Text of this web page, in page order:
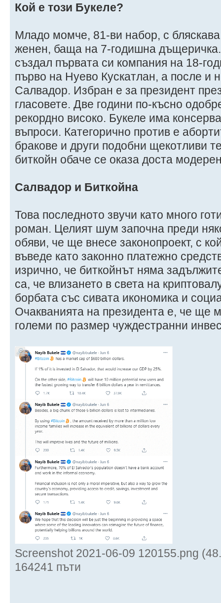
Кой е този Букеле?
Младо момче, 81-ви набор, с
женен, баща на 7-годишна
създал първата си компания на 18-
първо на Нуево Кускатлан, а после и
Салвадор. Избран е за президент
гласовете. Две години по-късно
рекордно високо. Букеле има
въпроси. Категорично против е
бракове и други подобни щекотливи
биткойн обаче се оказа доста
Салвадор и Биткойна
Това последното звучи като много
роман. Целият шум започна преди
обяви, че ще внесе законопроект, с
въведе като законно платежно
изрично, че биткойнът няма
са, че влизането в света на
борбата със сивата икономика и
Очакванията на президента е, че ще
големи по размер чуждестранни
Screenshot 2021-06-09 120155.png
164241 пъти